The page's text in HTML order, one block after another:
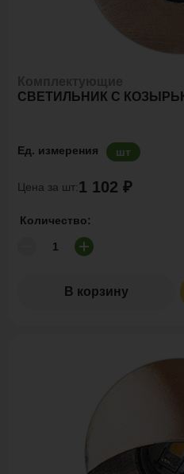
СВЕТИЛЬНИК С
Ед. измерения шт
Цена за шт:1 102 ₽
Количество:
В корзину